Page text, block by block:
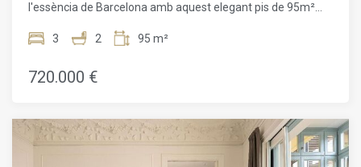
Dreta. Contacta'ns avui mateix per organitzar una visita i
donar el primer pas per adquirir aquesta propietat
remarcable.
l'essència de Barcelona amb aquest elegant pis de 95m²
respira història i et transporta a una altra època, conservant
comoditats modernes que desitges. Els sostres voltaïcats
de gairebé 4 metres d'alçada, adornats amb majestuoses
catalanes, hi afegeixen un toc d'autenticitat i calidesa.
Espais lluminosos i funcionalsLa distribució d'aquest pis ha
estat dissenyada amb cura per optimitzar cada centímetre
3 2 95 m²
720.000 €